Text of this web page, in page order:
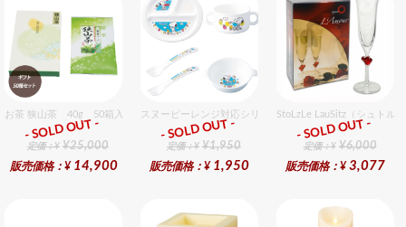
お茶 狭山茶 40g 50箱入セット
ギフト
定価：¥ ¥25,000
販売価格：¥ 14,900
- SOLD OUT -
スヌーピーレンジ対応シリーズセット セット販売商品です
ギフト
定価：¥ ¥1,950
販売価格：¥ 1,950
- SOLD OUT -
StoLzLe LauSitz（シュトル
ギフト
定価：¥ ¥6,000
販売価格：¥ 3,077
- SOLD OUT -